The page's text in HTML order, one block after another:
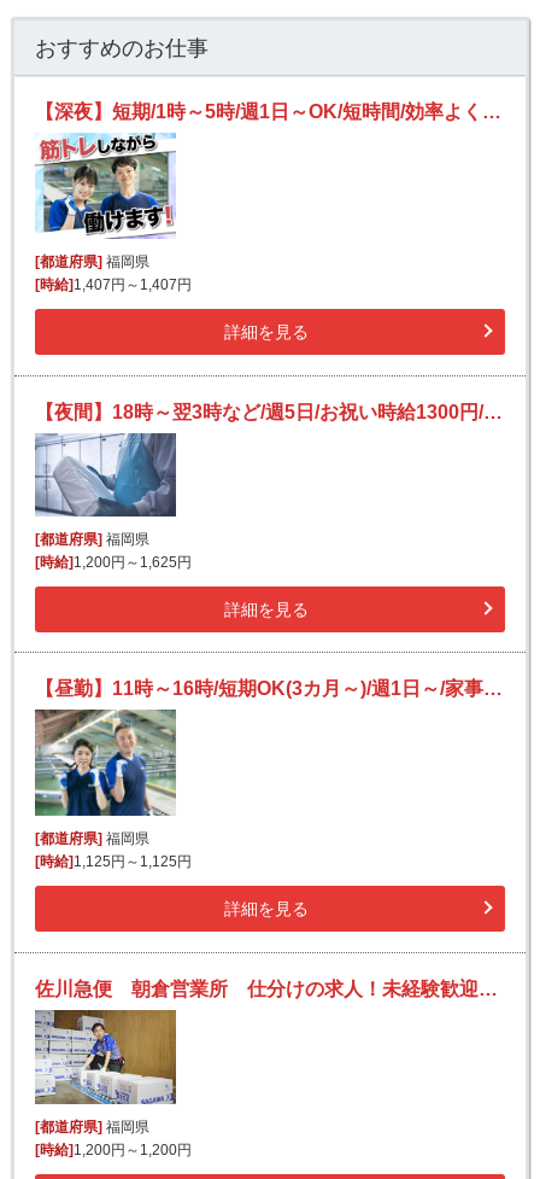
おすすめのお仕事
【深夜】短期/1時～5時/週1日～OK/短時間/効率よく稼ぐ/宅配便の仕分け【2か月間のみ】
[都道府県]福岡県
[時給]1,407円～1,407円
詳細を見る
【夜間】18時～翌3時など/週5日/お祝い時給1300円/未経験OK♪/長期安定/車・バイク通勤可/飲料や食品の原料の仕分け
[都道府県]福岡県
[時給]1,200円～1,625円
詳細を見る
【昼勤】11時～16時/短期OK(3カ月～)/週1日～/家事や育児と両立/日払いOK(規定有)/Wワーク可/未経験歓迎
[都道府県] 福岡県
[時給] 1,125円～1,125円
詳細を見る
佐川急便 朝倉営業所 仕分けの求人！未経験歓迎！先輩たちがサポートします♪
[都道府県] 福岡県
[時給] 1,200円～1,200円